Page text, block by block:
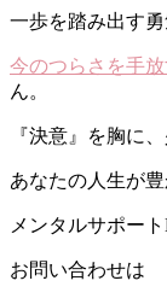
一歩を踏み出す勇
今のつらさを手
ん。
『決意』を胸に
あなたの人生が
メンタルサポー
お問い合わせは